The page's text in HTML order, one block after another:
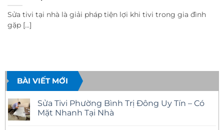
Sửa tivi tại nhà là giải pháp tiện lợi khi tivi trong gia đình
gặp [...]
BÀI VIẾT MỚI
Sửa Tivi Phường Bình Trị Đông Uy Tín – Có
Mặt Nhanh Tại Nhà